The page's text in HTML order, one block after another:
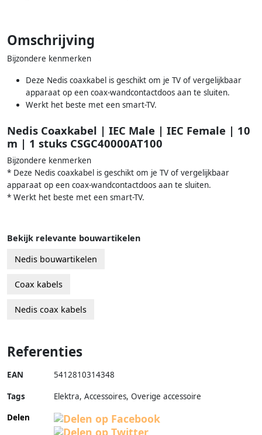
Omschrijving
Bijzondere kenmerken
Deze Nedis coaxkabel is geschikt om je TV of vergelijkbaar
apparaat op een coax-wandcontactdoos aan te sluiten.
Werkt het beste met een smart-TV.
Nedis Coaxkabel | IEC Male | IEC Female | 10
m | 1 stuks CSGC40000AT100
Bijzondere kenmerken
* Deze Nedis coaxkabel is geschikt om je TV of vergelijkbaar
apparaat op een coax-wandcontactdoos aan te sluiten.
* Werkt het beste met een smart-TV.
Bekijk relevante bouwartikelen
Nedis bouwartikelen
Coax kabels
Nedis coax kabels
Referenties
EAN 5412810314348
Tags
Elektra, Accessoires, Overige accessoire
Delen